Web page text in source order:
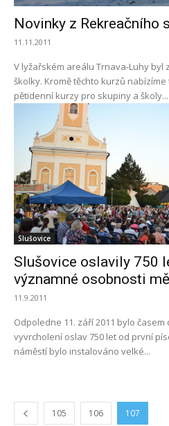
Novinky z Rekreačního
11.11.2011
V lyžařském areálu Trnava-Luhy byl
školky. Kromě těchto kurzů
pětidenní kurzy pro skupiny a školy...
Slušovice
Slušovice oslavily 750
významné osobnosti
11.9.2011
Odpoledne 11. září 2011 bylo
vyvrcholení oslav 750 let od první
náměstí bylo instalováno velké...
105 106 107